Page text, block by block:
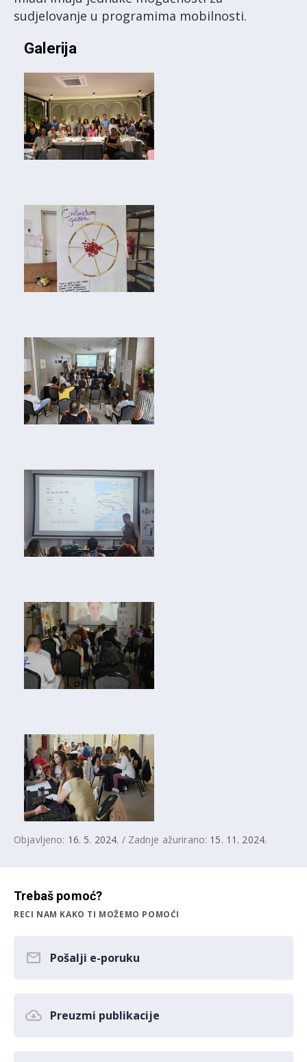
sudjelovanje u programima mobilnosti.
Galerija
Objavljeno: 16. 5. 2024. / Zadnje ažurirano: 15. 11. 2024.
Trebaš pomoć?
RECI NAM KAKO TI MOŽEMO POMOĆI
Pošalji e-poruku
Preuzmi publikacije